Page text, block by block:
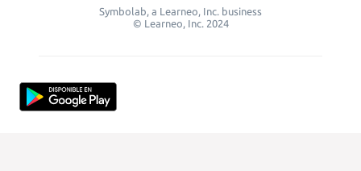
Symbolab, a Learneo, Inc. business
© Learneo, Inc. 2024